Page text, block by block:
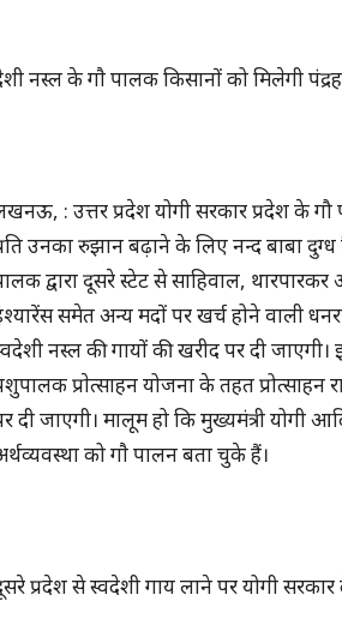
नस्ल के गाै पालक किसानों को मिलेगी पंद्रह
: उत्तर प्रदेश योगी सरकार प्रदेश के
उनका रुझान बढ़ाने के लिए नन्द बाबा
द्वारा दूसरे स्टेट से साहिवाल,
समेत अन्य मदों पर खर्च होने वाली
नस्ल की गायों की खरीद पर दी
प्राेत्साहन योजना के तहत प्रोत्साहन
दी जाएगी। मालूम हो कि मुख्यमंत्री योगी
को गाै पालन बता चुके हैं।
प्रदेश से स्वदेशी गाय लाने पर योगी